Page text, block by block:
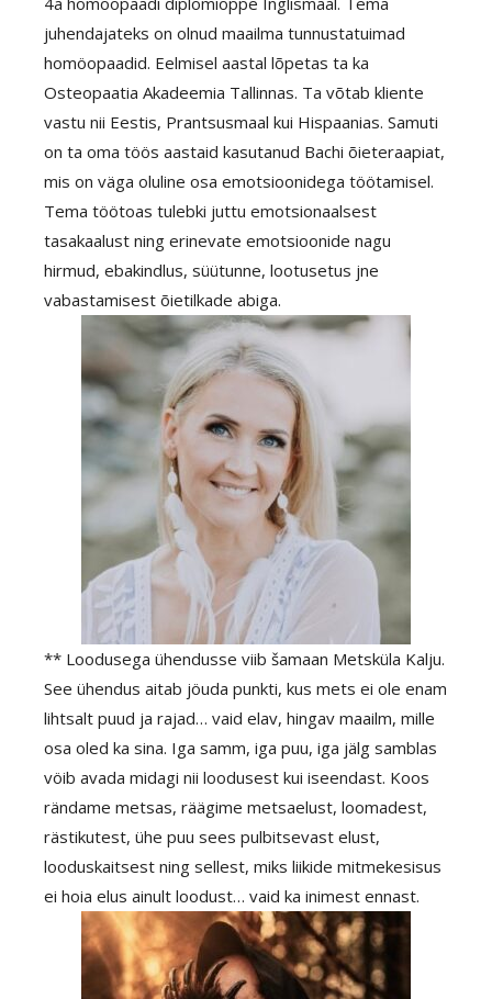
juhendajateks on olnud maailma tunnustatuimad
homöopaadid. Eelmisel aastal lõpetas ta ka
Osteopaatia Akadeemia Tallinnas. Ta võtab kliente
vastu nii Eestis, Prantsusmaal kui Hispaanias. Samuti
on ta oma töös aastaid kasutanud Bachi õieteraapiat,
mis on väga oluline osa emotsioonidega töötamisel.
Tema töötoas tulebki juttu emotsionaalsest
tasakaalust ning erinevate emotsioonide nagu
hirmud, ebakindlus, süütunne, lootusetus jne
vabastamisest õietilkade abiga.
** Loodusega ühendusse viib šamaan Metsküla Kalju.
See ühendus aitab jöuda punkti, kus mets ei ole enam
lihtsalt puud ja rajad… vaid elav, hingav maailm, mille
osa oled ka sina. Iga samm, iga puu, iga jälg samblas
vöib avada midagi nii loodusest kui iseendast. Koos
rändame metsas, räägime metsaelust, loomadest,
rästikutest, ühe puu sees pulbitsevast elust,
looduskaitsest ning sellest, miks liikide mitmekesisus
ei hoia elus ainult loodust… vaid ka inimest ennast.